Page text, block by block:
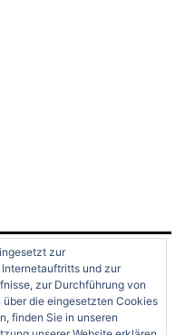
zur
und zur
zur Durchführung von
die eingesetzten Cookies
finden Sie in unseren